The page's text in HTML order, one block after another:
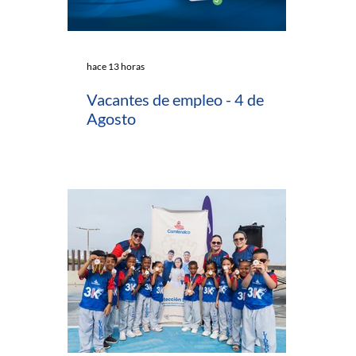
Vacantes de empleo - 4 de
Agosto
hace 13 horas